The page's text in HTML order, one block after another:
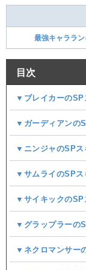
最強キャララ
目次
▼ブレイカーのSP
▼ガーディアンの
▼ニンジャのSPス
▼サムライのSPス
▼サイキックのSP
▼グラップラーの
▼ネクロマンサー